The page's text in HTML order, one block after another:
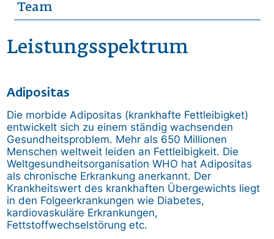
Team
Leistungsspektrum
Adipositas
Die morbide Adipositas (krankhafte Fettleibigket)
entwickelt sich zu einem ständig wachsenden
Gesundheitsproblem. Mehr als 650 Millionen
Menschen weltweit leiden an Fettleibigkeit. Die
Weltgesundheitsorganisation WHO hat Adipositas
als chronische Erkrankung anerkannt. Der
Krankheitswert des krankhaften Übergewichts liegt
in den Folgeerkrankungen wie Diabetes,
kardiovaskuläre Erkrankungen,
Fettstoffwechselstörung etc.